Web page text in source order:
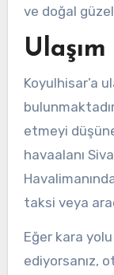
ve doğal
Ulaşım
Koyulhisar’a
etmeyi
havaalanı
taksi veya
Eğer kara
ediyorsanız,